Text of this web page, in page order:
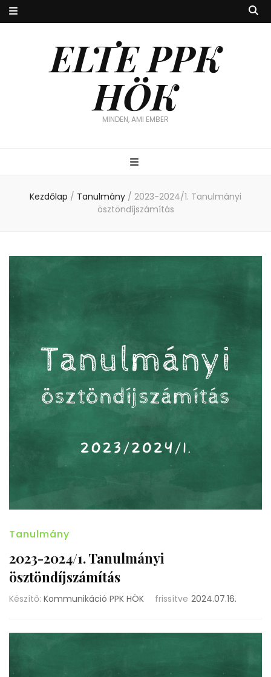
ELTE PPK
HÖK
MINDEN, AMI EMBER
Kezdőlap / Tanulmány / 2023-2024/1. Tanulmányi
ösztöndíjszámítás
Tanulmány
2023-2024/1. Tanulmányi
ösztöndíjszámítás
Készítő: Kommunikáció PPK HÖK frissítve 2024.07.16.